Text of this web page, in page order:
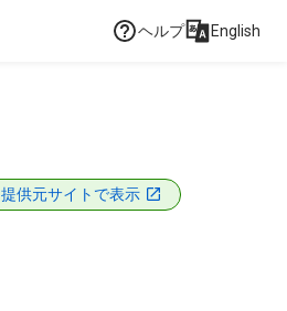
ヘルプ English
提供元サイトで表示